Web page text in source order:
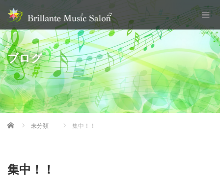
ブログ
Home 未分類 集中！！
集中！！